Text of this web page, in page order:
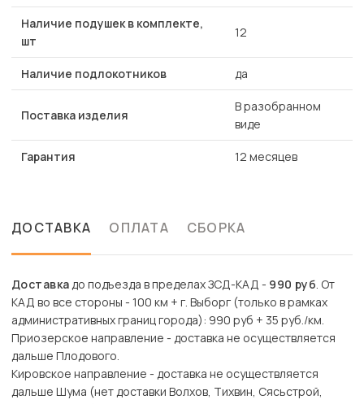
Наличие подушек в комплекте,
шт
12
Наличие подлокотников да
Поставка изделия
В разобранном
виде
Гарантия 12 месяцев
ДОСТАВКА ОПЛАТА СБОРКА
Доставкадо подъезда в пределах ЗСД-КАД - 990 руб. От
КАД во все стороны - 100 км + г. Выборг (только в рамках
административных границ города): 990 руб + 35 руб./км.
Приозерское направление - доставка не осуществляется
дальше Плодового.
Кировское направление - доставка не осуществляется
дальше Шума (нет доставки Волхов, Тихвин, Сясьстрой,